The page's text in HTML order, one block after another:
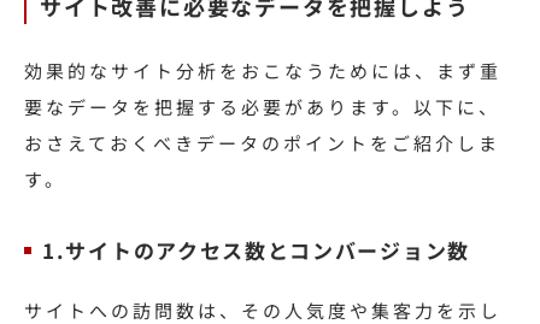
サイト改善に必要なデータを把握しよう
効果的なサイト分析をおこなうためには、まず重
要なデータを把握する必要があります。以下に、
おさえておくべきデータのポイントをご紹介しま
す。
1.サイトのアクセス数とコンバージョン数
サイトへの訪問数は、その人気度や集客力を示し